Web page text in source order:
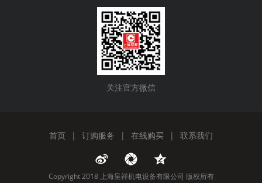
关注官方微信
首页 | 订购服务 | 在线购买 | 联系我们
Copyright 2018 上海呈祥机电设备有限公司 版权所有